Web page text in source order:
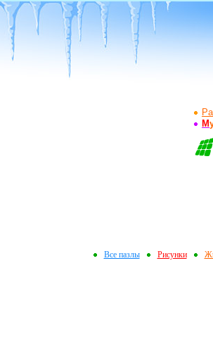
М
Все пазлы Рисунки